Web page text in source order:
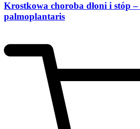
Krostkowa choroba dłoni i stóp –
palmoplantaris